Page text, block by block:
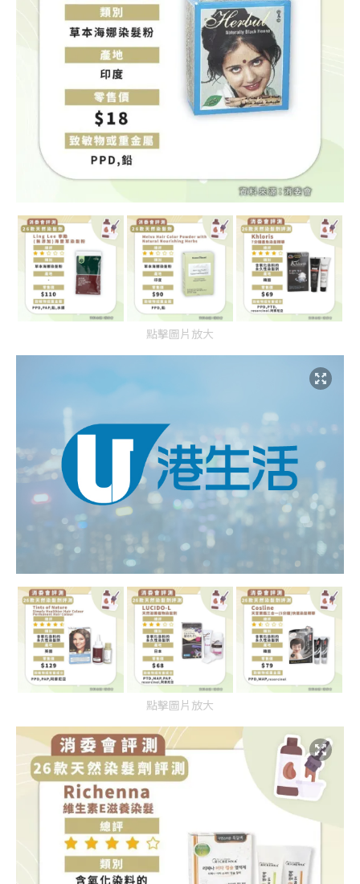
點擊圖片放大
點擊圖片放大